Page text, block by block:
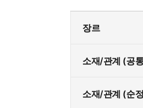
장르
소재/관계 (공
소재/관계 (순